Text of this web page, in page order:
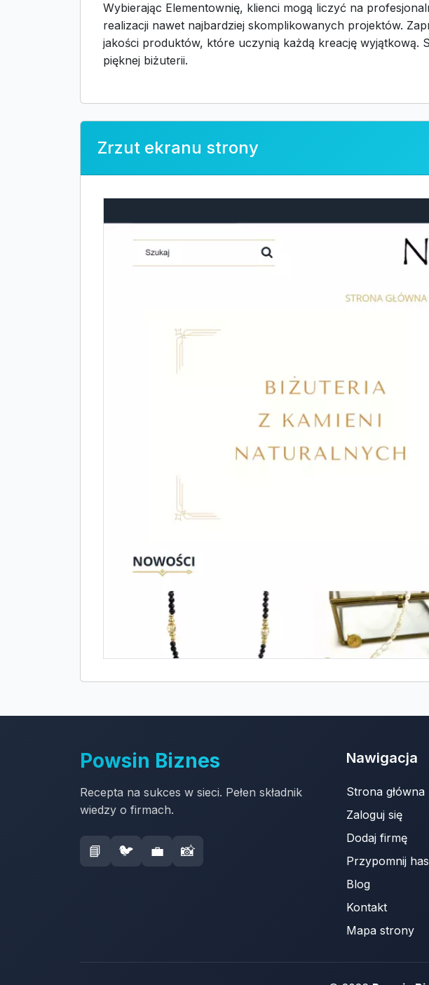
Wybierając Elementownię, klienci mogą liczyć na
realizacji nawet najbardziej skomplikowanych projektów.
jakości produktów, które uczynią każdą kreację
pięknej biżuterii.
Zrzut ekranu strony
Powsin Biznes
Recepta na sukces w sieci. Pełen składnik
wiedzy o firmach.
📘 🐦 💼 📸
Nawigacja
Strona główna
Zaloguj się
Dodaj firmę
Przypomnij
Blog
Kontakt
Mapa strony